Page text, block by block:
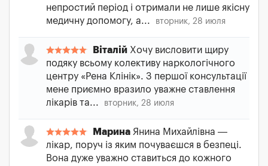
непростий період і отримали не лише якісну
медичну допомогу, а...
вторник, 28 июля
Віталій Хочу висловити щиру
подяку всьому колективу наркологічного
центру «Рена Клінік». З першої консультації
мене приємно вразило уважне ставлення
лікарів та...
вторник, 28 июля
Марина Янина Михайлівна —
лікар, поруч із яким почуваєшся в безпеці.
Вона дуже уважно ставиться до кожного